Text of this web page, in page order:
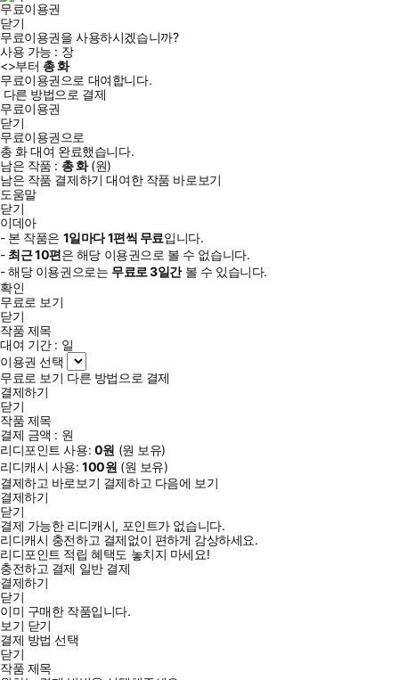
무료이용권
닫기
무료이용권을 사용하시겠습니까?
사용 가능 : 장
<>부터 총화
무료이용권으로 대여합니다.
다른 방법으로 결제
무료이용권
닫기
무료이용권으로
총 화대여 완료했습니다.
남은 작품 : 총화(원)
남은 작품 결제하기 대여한 작품 바로보기
도움말
닫기
이데아
- 본 작품은 1일마다1편씩 무료입니다.
- 최근10편은 해당 이용권으로 볼 수 없습니다.
- 해당 이용권으로는 무료로3일간볼 수 있습니다.
확인
무료로 보기
닫기
작품 제목
대여 기간 : 일
이용권 선택
무료로 보기 다른 방법으로 결제
결제하기
닫기
작품 제목
결제 금액 : 원
리디포인트 사용: 0원 (원 보유)
리디캐시 사용:100원 (원 보유)
결제하고 바로보기 결제하고 다음에 보기
결제하기
닫기
결제 가능한 리디캐시, 포인트가 없습니다.
리디캐시 충전하고 결제없이 편하게 감상하세요.
리디포인트 적립 혜택도 놓치지 마세요!
충전하고 결제 일반 결제
결제하기
닫기
이미 구매한 작품입니다.
보기 닫기
결제 방법 선택
닫기
작품 제목